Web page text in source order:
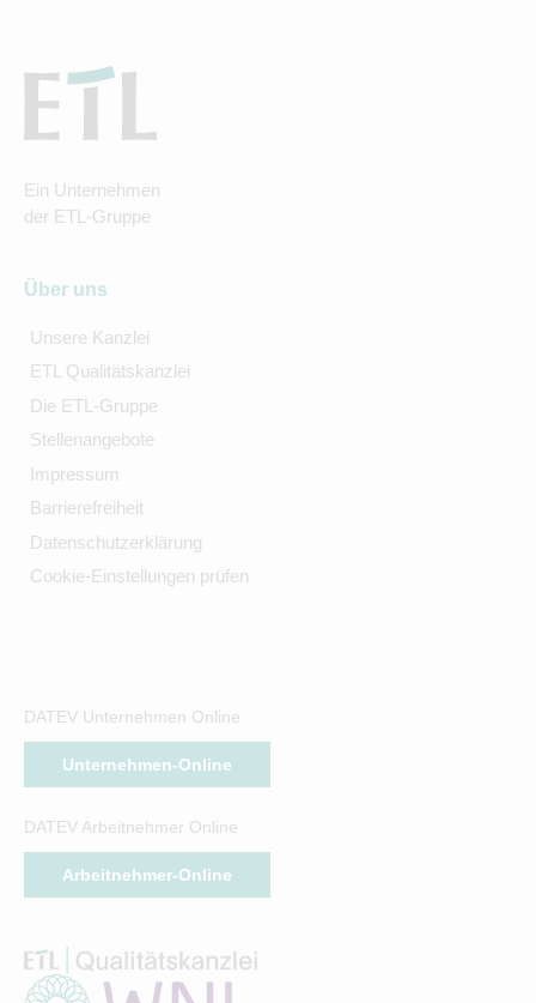
Ein Unternehmen
der ETL-Gruppe
Über uns
Unsere Kanzlei
ETL Qualitätskanzlei
Die ETL-Gruppe
Stellenangebote
Impressum
Barrierefreiheit
Datenschutzerklärung
Cookie-Einstellungen prüfen
DATEV Unternehmen Online
Unternehmen-Online
DATEV Arbeitnehmer Online
Arbeitnehmer-Online